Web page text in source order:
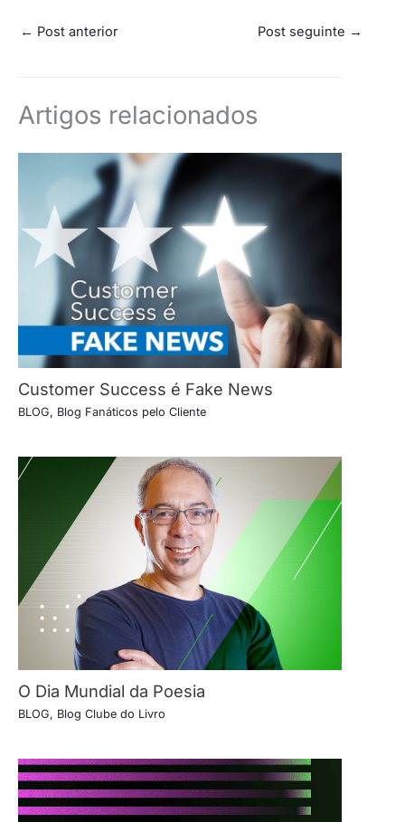
← Post anterior Post seguinte →
Artigos relacionados
Customer Success é Fake News
BLOG, Blog Fanáticos pelo Cliente
O Dia Mundial da Poesia
BLOG, Blog Clube do Livro